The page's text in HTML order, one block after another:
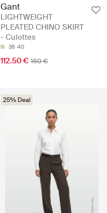
Gant
LIGHTWEIGHT
PLEATED CHINO SKIRT
- Culottes
38 40
112.50 € 150 €
25% Deal